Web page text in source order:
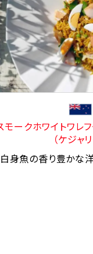
モークホワイトワレ
（ケジャ
身魚の香り豊かな洋